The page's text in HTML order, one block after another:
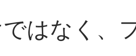
はなく、